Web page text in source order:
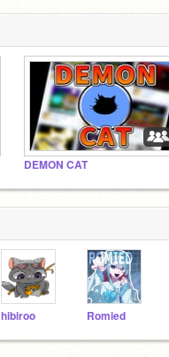
DEMON CAT
hibiroo Romied